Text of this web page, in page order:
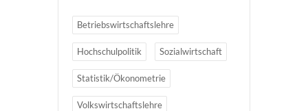
Betriebswirtschaftslehre
Hochschulpolitik Sozialwirtschaft
Statistik/Ökonometrie
Volkswirtschaftslehre